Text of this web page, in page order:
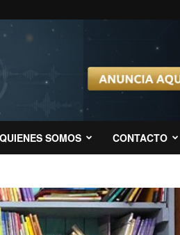
QUIENES SOMOS CONTACTO